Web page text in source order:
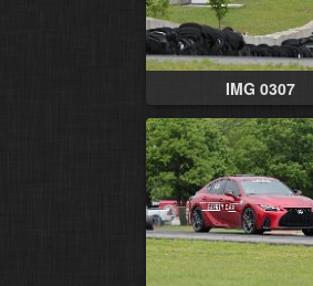
IMG 0307